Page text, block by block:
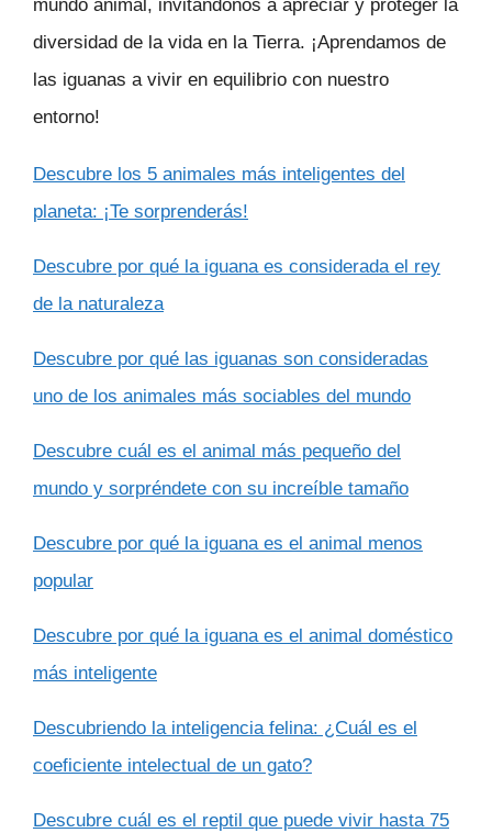
mundo animal, invitándonos a apreciar y proteger la
diversidad de la vida en la Tierra. ¡Aprendamos de
las iguanas a vivir en equilibrio con nuestro
entorno!
Descubre los 5 animales más inteligentes del
planeta: ¡Te sorprenderás!
Descubre por qué la iguana es considerada el rey
de la naturaleza
Descubre por qué las iguanas son consideradas
uno de los animales más sociables del mundo
Descubre cuál es el animal más pequeño del
mundo y sorpréndete con su increíble tamaño
Descubre por qué la iguana es el animal menos
popular
Descubre por qué la iguana es el animal doméstico
más inteligente
Descubriendo la inteligencia felina: ¿Cuál es el
coeficiente intelectual de un gato?
Descubre cuál es el reptil que puede vivir hasta 75